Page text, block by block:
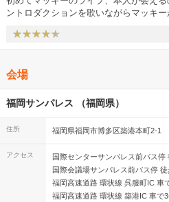
ジ全体が見渡せて前日見えなかった光の
賞されており前日の雰囲気とは違い、
しました。 一階席と二階席それぞれの良い所を知ることが出来たの
っぱいになりました。 短大生のころに
い、50代を目の前にして生きてきた中
ましたが、その時その時で槇原さんの歌
されて胸がいっぱいになりました。 ファンの皆さんも穏やかで、帰
り道で定期券を落とされた方を名前を
と応援したいと心から思っています、が
ントロダクションを歌いながらマッキ
歌ってくれて楽しいライブでした 声の調子は普通で、最後の方は高
音があまり出でず、声が裏返ったりし
会場
福岡サンパレス （福岡県）
住所 福岡県福岡市博多区築港本町2-1
アクセス
国際センターサンパレス前バス停
国際会議場サンパレス前バス停 徒
福岡高速道路 環状線 呉服町IC 車
福岡高速道路 環状線 築港IC 車で